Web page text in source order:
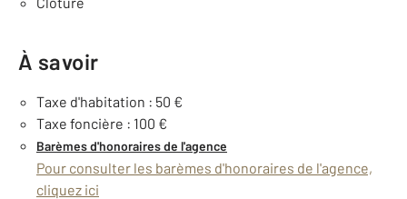
À savoir
Taxe d'habitation : 50 €
Taxe foncière : 100 €
Barèmes d'honoraires de l'agence
Pour consulter les barèmes d'honoraires de l'agence,
cliquez ici